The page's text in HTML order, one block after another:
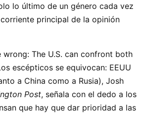
lo último de un género cada vez
principal de la opinión
wrong: The U.S. can confront both
escépticos se equivocan: EEUU
a China como a Rusia), Josh
Post, señala con el dedo a los
que hay que dar prioridad a las